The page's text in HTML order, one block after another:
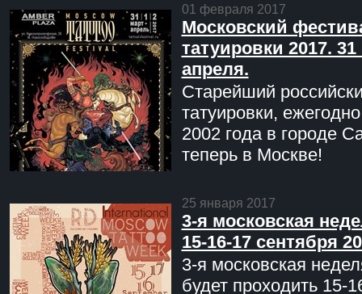
01 февраля 2017
Московский
татуировки 2017. 31
апреля.
Старейший
татуировки,
2002 года в городе
теперь в Москве!
25 января 2017
3-я московская
15-16-17 сентября
3-я московская
будет проходить 15-